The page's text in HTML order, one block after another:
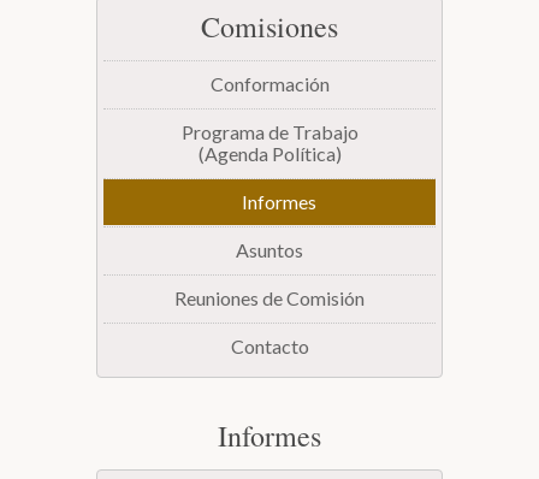
Secretarías
Transparencia
Comisiones
Conformación
Programa de Trabajo
(Agenda Política)
Informes
Asuntos
Reuniones de Comisión
Contacto
Informes